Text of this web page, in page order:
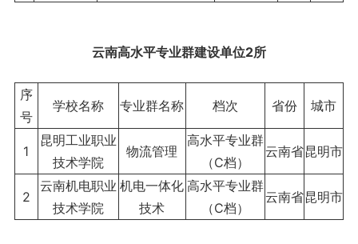
云南高水平专业群建设单位2所
序
号
学校名称 专业群名称 档次 省份 城市
1
昆明工业职业
技术学院
物流管理
高水平专业群
（C档）
云南省昆明市
2
云南机电职业
技术学院
机电一体化
技术
高水平专业群
（C档）
云南省昆明市